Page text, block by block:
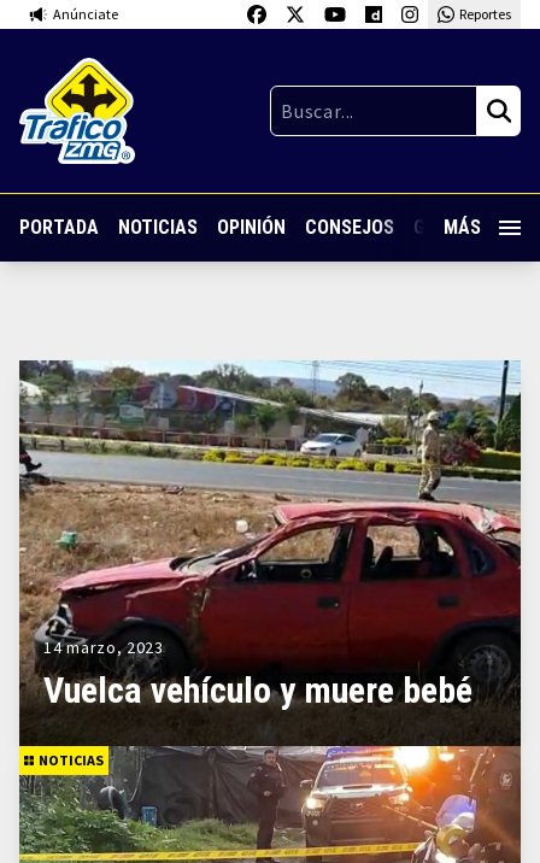
Anúnciate Reportes
PORTADA NOTICIAS OPINIÓN CONSEJOS GUARDIA
MÁS
14 marzo, 2023
Vuelca vehículo y muere bebé
NOTICIAS